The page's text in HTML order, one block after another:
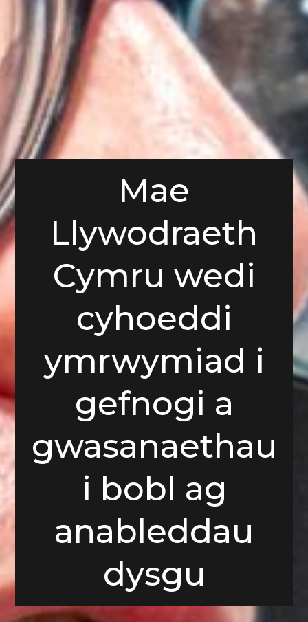
Mae
Llywodraeth
Cymru wedi
cyhoeddi
ymrwymiad i
gefnogi a
gwasanaethau
i bobl ag
anableddau
dysgu